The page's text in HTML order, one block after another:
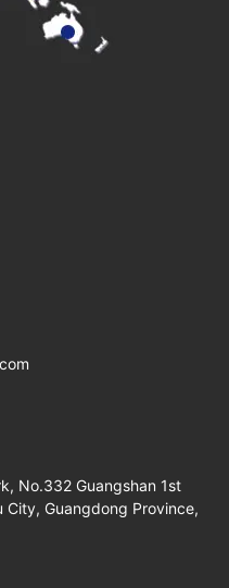
No.332 Guangshan 1st
City, Guangdong Province,